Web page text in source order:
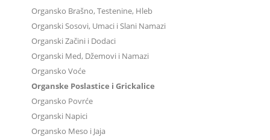
Organsko Brašno, Testenine, Hleb
Organski Sosovi, Umaci i Slani Namazi
Organski Začini i Dodaci
Organski Med, Džemovi i Namazi
Organsko Voće
Organske Poslastice i Grickalice
Organsko Povrće
Organski Napici
Organsko Meso i Jaja